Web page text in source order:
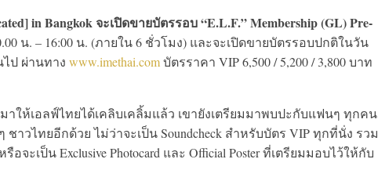
in Bangkok จะเปิดขายบัตรรอบ “E.L.F.” Membership (GL) Pre-
น. – 16:00 น. (ภายใน 6 ชั่วโมง) และจะเปิดขายบัตรรอบปกติในวัน
ไป ผ่านทาง www.imethai.comบัตรราคา VIP 6,500 / 5,200 / 3,800 บาท
าให้เอลฟ์ไทยได้เคลิบเคลิ้มแล้ว เขายังเตรียมมาพบปะกับแฟนๆ ทุกคน
วไทยอีกด้วย ไม่ว่าจะเป็น Soundcheck สำหรับบัตร VIP ทุกที่นั่ง รวม
ะเป็น Exclusive Photocard และ Official Poster ที่เตรียมมอบไว้ให้กับ